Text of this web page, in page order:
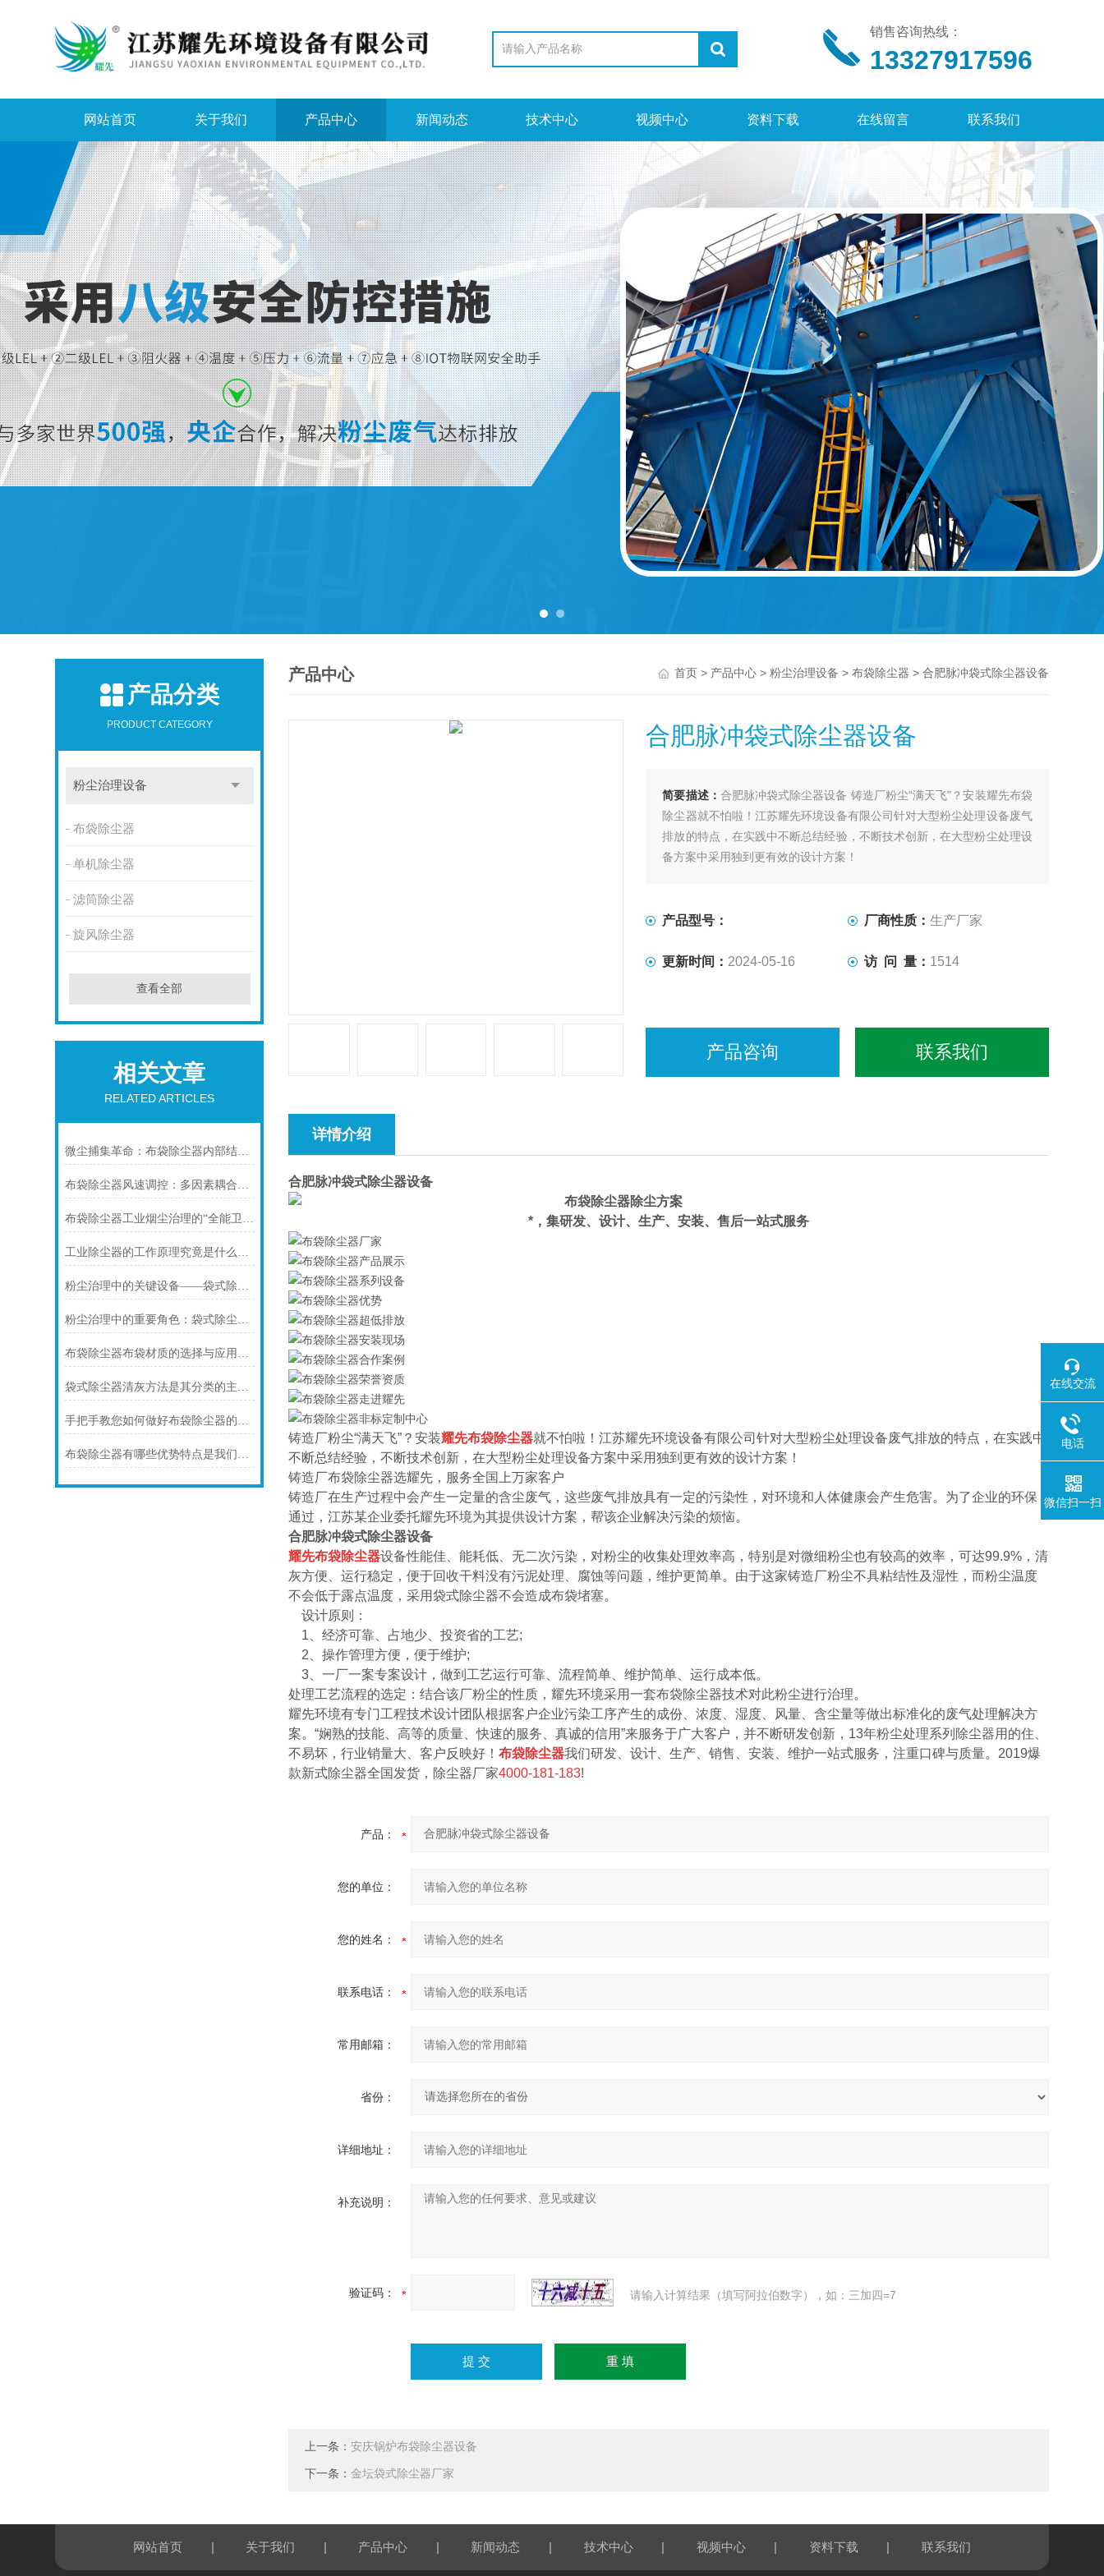
销售咨询热线：
13327917596
网站首页 关于我们 产品中心 新闻动态 技术中心 视频中心 资料下载 在线留言 联系我们
产品分类
PRODUCT CATEGORY
粉尘治理设备
布袋除尘器
单机除尘器
滤筒除尘器
旋风除尘器
查看全部
相关文章
RELATED ARTICLES
微尘捕集革命：布袋除尘器内部结构全解析与模块化创新
布袋除尘器风速调控：多因素耦合下的效率优化密码
布袋除尘器工业烟尘治理的“全能卫士”适配指南
工业除尘器的工作原理究竟是什么呢？
粉尘治理中的关键设备——袋式除尘器的原理与应用
粉尘治理中的重要角色：袋式除尘器的应用与发展
布袋除尘器布袋材质的选择与应用分析
袋式除尘器清灰方法是其分类的主要标志
手把手教您如何做好布袋除尘器的维护保养工作
布袋除尘器有哪些优势特点是我们不知道的
产品中心 首页> 产品中心> 粉尘治理设备 > 布袋除尘器 > 合肥脉冲袋式除尘器设备
合肥脉冲袋式除尘器设备
简要描述： 合肥脉冲袋式除尘器设备 铸造厂粉尘“满天飞"？安装耀先布袋
除尘器就不怕啦！江苏耀先环境设备有限公司针对大型粉尘处理设备废气
排放的特点，在实践中不断总结经验，不断技术创新，在大型粉尘处理设
备方案中采用独到更有效的设计方案！
产品型号： 厂商性质： 生产厂家
更新时间： 2024-05-16 访 问 量： 1514
产品咨询 联系我们
详情介绍
合肥脉冲袋式除尘器设备
*，集研发、设计、生产、安装、售后一站式服务
铸造厂粉尘“满天飞”？安装耀先布袋除尘器就不怕啦！江苏耀先环境设备有限公司针对大型粉尘处理设备废气排放的特点，在实践中
不断总结经验，不断技术创新，在大型粉尘处理设备方案中采用独到更有效的设计方案！
铸造厂布袋除尘器选耀先，服务全国上万家客户
铸造厂在生产过程中会产生一定量的含尘废气，这些废气排放具有一定的污染性，对环境和人体健康会产生危害。为了企业的环保
通过，江苏某企业委托耀先环境为其提供设计方案，帮该企业解决污染的烦恼。
合肥脉冲袋式除尘器设备
耀先布袋除尘器设备性能佳、能耗低、无二次污染，对粉尘的收集处理效率高，特别是对微细粉尘也有较高的效率，可达99.9%，清
灰方便、运行稳定，便于回收干料没有污泥处理、腐蚀等问题，维护更简单。由于这家铸造厂粉尘不具粘结性及湿性，而粉尘温度
不会低于露点温度，采用袋式除尘器不会造成布袋堵塞。
设计原则：
1、经济可靠、占地少、投资省的工艺;
2、操作管理方便，便于维护;
3、一厂一案专案设计，做到工艺运行可靠、流程简单、维护简单、运行成本低。
处理工艺流程的选定：结合该厂粉尘的性质，耀先环境采用一套布袋除尘器技术对此粉尘进行治理。
耀先环境有专门工程技术设计团队根据客户企业污染工序产生的成份、浓度、湿度、风量、含尘量等做出标准化的废气处理解决方
案。“娴熟的技能、高等的质量、快速的服务、真诚的信用”来服务于广大客户，并不断研发创新，13年粉尘处理系列除尘器用的住、
不易坏，行业销量大、客户反映好！布袋除尘器我们研发、设计、生产、销售、安装、维护一站式服务，注重口碑与质量。2019爆
款新式除尘器全国发货，除尘器厂家4000-181-183!
产品：
您的单位：
您的姓名：
联系电话：
常用邮箱：
省份：
详细地址：
补充说明：
验证码： 请输入计算结果（填写阿拉伯数字），如：三加四=7
上一条：安庆锅炉布袋除尘器设备
下一条：金坛袋式除尘器厂家
网站首页 | 关于我们 | 产品中心 | 新闻动态 | 技术中心 | 视频中心 | 资料下载 | 联系我们
在线交流
电话
微信扫一扫